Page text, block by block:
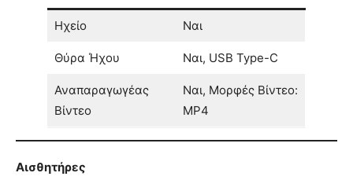
Ηχείο Ναι
Θύρα Ήχου Ναι, USB Type-C
Αναπαραγωγέας
Βίντεο
Ναι, Μορφές Βίντεο:
MP4
Αισθητήρες